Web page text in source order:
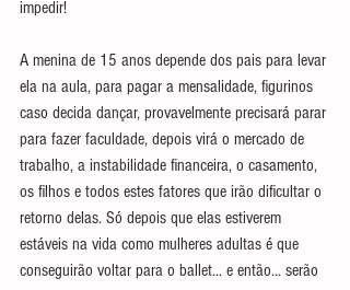
impedir!
A menina de 15 anos depende dos pais para levar
ela na aula, para pagar a mensalidade, figurinos
caso decida dançar, provavelmente precisará parar
para fazer faculdade, depois virá o mercado de
trabalho, a instabilidade financeira, o casamento,
os filhos e todos estes fatores que irão dificultar o
retorno delas. Só depois que elas estiverem
estáveis na vida como mulheres adultas é que
conseguirão voltar para o ballet... e então... serão